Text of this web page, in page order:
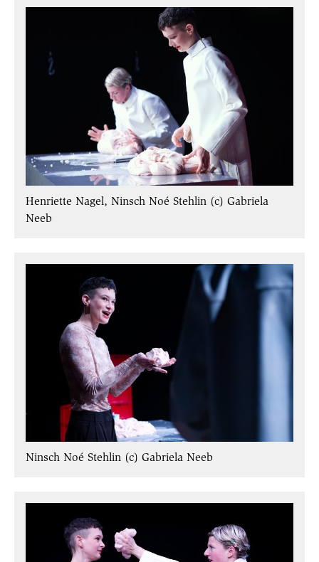
Henriette Nagel, Ninsch Noé Stehlin (c) Gabriela
Neeb
Ninsch Noé Stehlin (c) Gabriela Neeb